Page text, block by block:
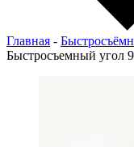
Главная -
Быстросъемный угол